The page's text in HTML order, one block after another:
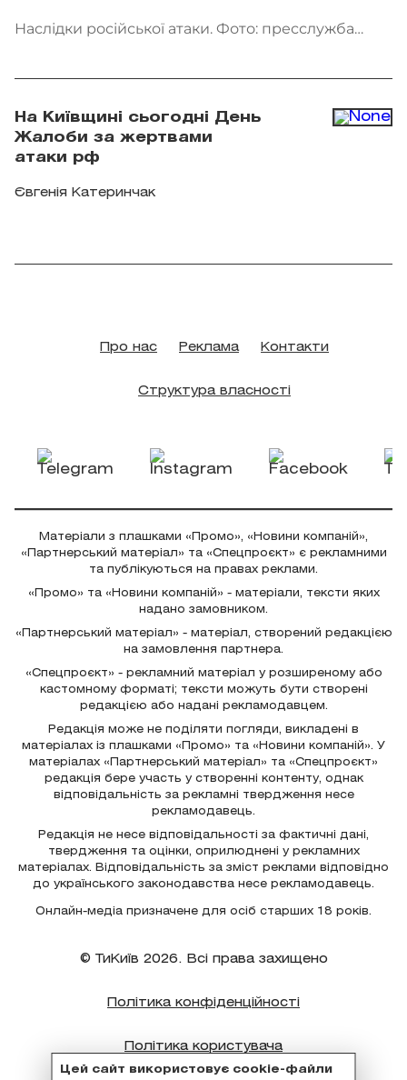
Наслідки російської атаки. Фото: пресслужба
На Київщині сьогодні День
Жалоби за жертвами
атаки рф
Євгенія Катеринчак
Цей сайт використовує cookie-файли
Про нас Реклама Контакти
Структура власності
Матеріали з плашками «Промо», «Новини компаній»,
«Партнерський матеріал» та «Спецпроєкт» є рекламними
та публікуються на правах реклами.
«Промо» та «Новини компаній» - матеріали, тексти яких
надано замовником.
«Партнерський матеріал» - матеріал, створений редакцією
на замовлення партнера.
«Спецпроєкт» - рекламний матеріал у розширеному або
кастомному форматі; тексти можуть бути створені
редакцією або надані рекламодавцем.
Редакція може не поділяти погляди, викладені в
матеріалах із плашками «Промо» та «Новини компаній». У
матеріалах «Партнерський матеріал» та «Спецпроєкт»
редакція бере участь у створенні контенту, однак
відповідальність за рекламні твердження несе
рекламодавець.
Редакція не несе відповідальності за фактичні дані,
твердження та оцінки, оприлюднені у рекламних
матеріалах. Відповідальність за зміст реклами відповідно
до українського законодавства несе рекламодавець.
Онлайн-медіа призначене для осіб старших 18 років.
© ТиКиїв 2026. Всі права захищено
Політика конфіденційності
Політика користувача